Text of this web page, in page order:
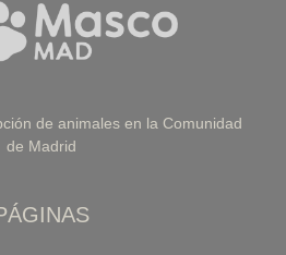
de animales en la Comunidad
de Madrid